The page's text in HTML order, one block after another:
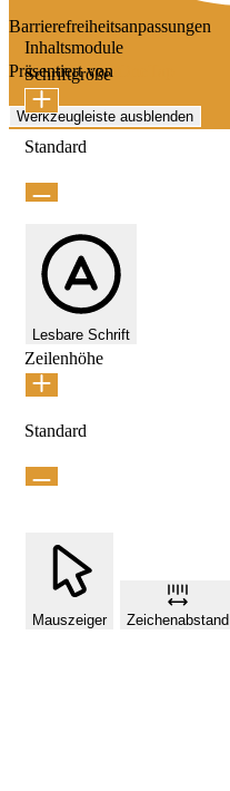
Barrierefreiheitsanpassungen
Präsentiert von
Werkzeugleiste ausblenden
Inhaltsmodule
Schriftgröße
Standard
Lesbare Schrift
Zeilenhöhe
Standard
Mauszeiger Zeichenabstand